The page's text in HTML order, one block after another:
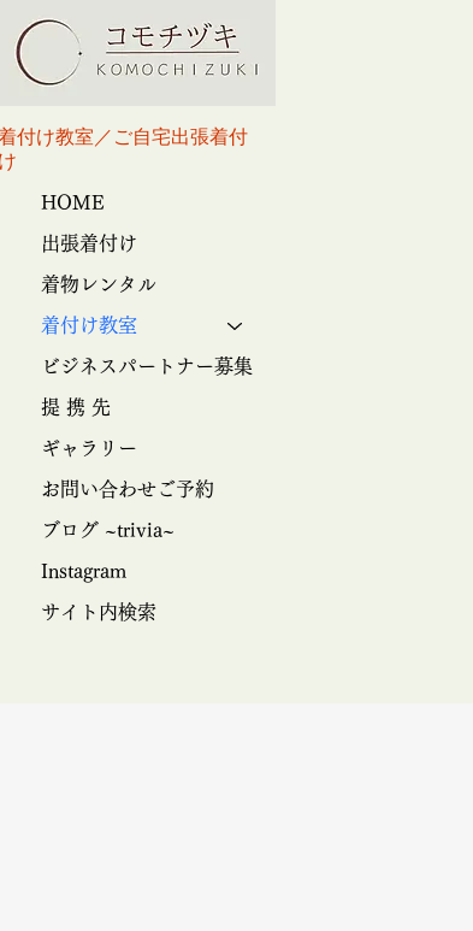
付け教室／ご自宅出張着付
HOME
出張着付け
着物レンタル
着付け教室
ビジネスパートナー募集
提 携 先
ギャラリー
お問い合わせご予約
ブログ ~trivia~
Instagram
サイト内検索